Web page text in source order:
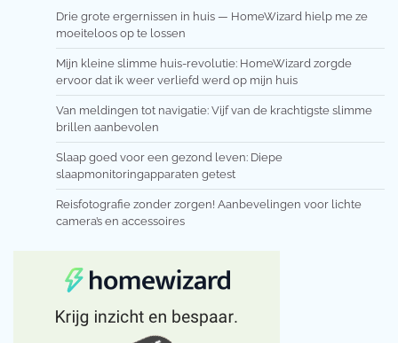
Drie grote ergernissen in huis — HomeWizard hielp me ze
moeiteloos op te lossen
Mijn kleine slimme huis-revolutie: HomeWizard zorgde
ervoor dat ik weer verliefd werd op mijn huis
Van meldingen tot navigatie: Vijf van de krachtigste slimme
brillen aanbevolen
Slaap goed voor een gezond leven: Diepe
slaapmonitoringapparaten getest
Reisfotografie zonder zorgen! Aanbevelingen voor lichte
camera’s en accessoires